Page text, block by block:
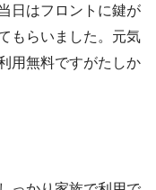
日はフロントに鍵が
もらいました。元気
用無料ですがたしか